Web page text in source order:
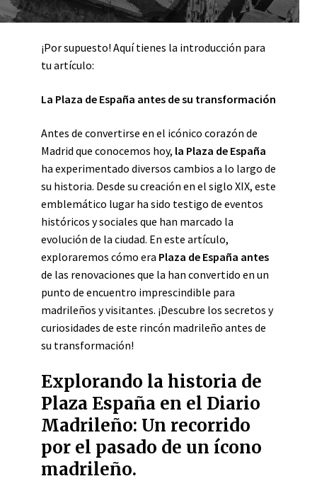
¡Por supuesto! Aquí tienes la introducción para
tu artículo:
La Plaza de España antes de su transformación
Antes de convertirse en el icónico corazón de
Madrid que conocemos hoy, la Plaza de España
ha experimentado diversos cambios a lo largo de
su historia. Desde su creación en el siglo XIX, este
emblemático lugar ha sido testigo de eventos
históricos y sociales que han marcado la
evolución de la ciudad. En este artículo,
exploraremos cómo era Plaza de España antes
de las renovaciones que la han convertido en un
punto de encuentro imprescindible para
madrileños y visitantes. ¡Descubre los secretos y
curiosidades de este rincón madrileño antes de
su transformación!
Explorando la historia de
Plaza España en el Diario
Madrileño: Un recorrido
por el pasado de un ícono
madrileño.